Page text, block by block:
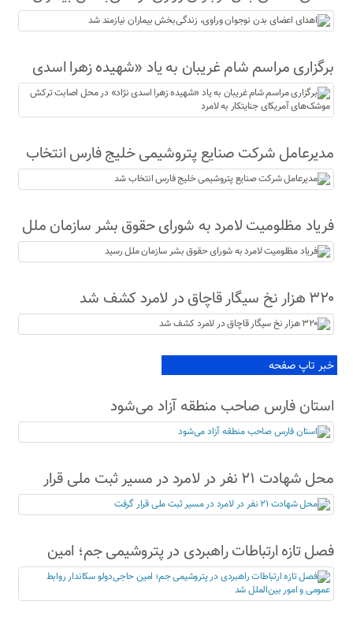
نیازمند شد
برگزاری مراسم شام غریبان به یاد «شهیده زهرا اسدی
نژاد» در محل اصابت ترکش موشک‌های آمریکای
جنایتکار به لامرد
مدیرعامل شرکت صنایع پتروشیمی خلیج فارس انتخاب
شد
فریاد مظلومیت لامرد به شورای حقوق بشر سازمان ملل
رسید
۳۲۰ هزار نخ سیگار قاچاق در لامرد کشف شد
خبر تاپ صفحه
استان فارس صاحب منطقه آزاد می‌شود
محل شهادت ۲۱ نفر در لامرد در مسیر ثبت ملی قرار
گرفت
فصل تازه ارتباطات راهبردی در پتروشیمی جم؛ امین
حاجی‌دولو سکاندار روابط عمومی و امور بین‌الملل شد